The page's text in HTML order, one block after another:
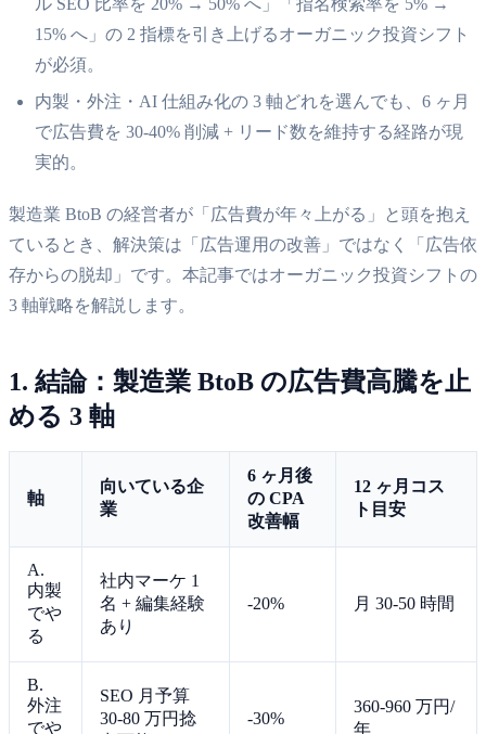
15% へ」の 2 指標を引き上げるオーガニック投資シフト
が必須。
内製・外注・AI 仕組み化の 3 軸どれを選んでも、6 ヶ月
で広告費を 30-40% 削減 + リード数を維持する経路が現
実的。
製造業 BtoB の経営者が「広告費が年々上がる」と頭を抱え
ているとき、解決策は「広告運用の改善」ではなく「広告依
存からの脱却」です。本記事ではオーガニック投資シフトの
3 軸戦略を解説します。
1. 結論：製造業 BtoB の広告費高騰を止
める 3 軸
軸
向いている企
業
6 ヶ月後
の CPA
改善幅
12 ヶ月コス
ト目安
A.
内製
でや
る
社内マーケ 1
名 + 編集経験
あり
-20% 月 30-50 時間
B.
外注
でや
SEO 月予算
30-80 万円捻
-30%
360-960 万円/
年